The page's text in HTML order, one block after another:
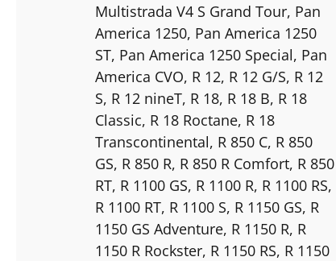
Multistrada V4 S Grand Tour, Pan
America 1250, Pan America 1250
ST, Pan America 1250 Special, Pan
America CVO, R 12, R 12 G/S, R 12
S, R 12 nineT, R 18, R 18 B, R 18
Classic, R 18 Roctane, R 18
Transcontinental, R 850 C, R 850
GS, R 850 R, R 850 R Comfort, R 850
RT, R 1100 GS, R 1100 R, R 1100 RS,
R 1100 RT, R 1100 S, R 1150 GS, R
1150 GS Adventure, R 1150 R, R
1150 R Rockster, R 1150 RS, R 1150